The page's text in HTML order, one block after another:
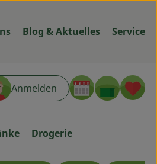
Blog & Aktuelles Service
Anmelden
Drogerie